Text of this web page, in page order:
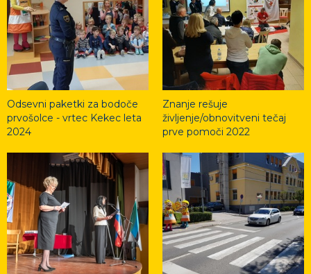
Odsevni paketki za bodoče
prvošolce - vrtec Kekec leta
2024
Znanje rešuje
življenje/obnovitveni tečaj
prve pomoči 2022